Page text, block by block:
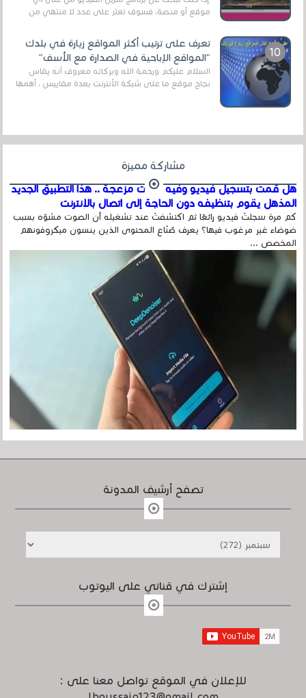
موقع أو منصة، فسوف تعثر على عدد لا منتهي من
تعرف على ترتيب أكثر المواقع زيارة في بلدك
"المواقع الإباحية في الصدارة مع الأسف"
السلام عليكم ورحمة الله وبركاته معروف أنه يقاس
نجاح موقع ما على شبكة الأنترنت بعدة مقاييس ، أهمها
مشاركة مميزة
هل قمت بتسجيل فيديو وفيه أصوت مزعجة .. هذا التطبيق الجديد
المذهل يقوم بتنظيفه دون الحاجة إلى اتصال بالإنترنت
كم مرة سجلتَ فيديو رائعًا ثم اكتشفتَ عند تشغيله أن الصوت مشوّه بسبب
ضوضاء غير مرغوب فيها؟ يعرف صُنّاع المحتوى الذين ينسون ميكروفونهم
المخصص ...
تصفح أرشيف المدونة
إشترك في قناتي على اليوتوب
للإعلان في الموقع تواصل معنا على :